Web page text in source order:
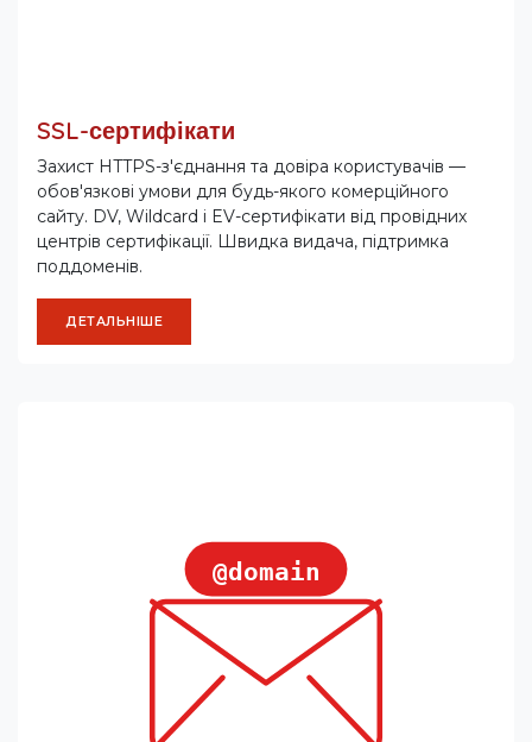
SSL-сертифікати
Захист HTTPS-з'єднання та довіра користувачів —
обов'язкові умови для будь-якого комерційного
сайту. DV, Wildcard і EV-сертифікати від провідних
центрів сертифікації. Швидка видача, підтримка
поддоменів.
ДЕТАЛЬНІШЕ